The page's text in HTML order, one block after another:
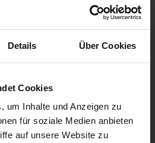
Details Über Cookies
Cookies
um Inhalte und Anzeigen zu
für soziale Medien anbieten
auf unsere Website zu
Übersicht unserer aktuellen
IN FÜR
UND SYSTEME